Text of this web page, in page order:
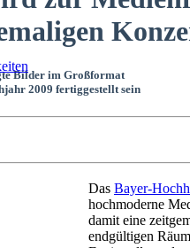
Bilder im Großformat
2009 fertiggestellt sein
Das Bayer-
hochmoderne
damit eine
endgültigen